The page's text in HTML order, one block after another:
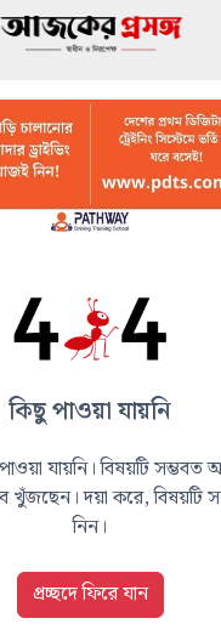
কিছু পাওয়া যায়নি
যায়নি। বিষয়টি সম্ভবত
দয়া করে, বিষয়টি
নিন।
প্রচ্ছদে ফিরে যান